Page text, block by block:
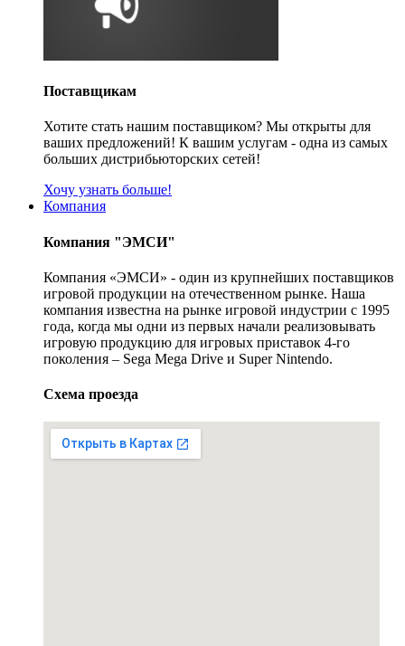
Поставщикам
Хотите стать нашим поставщиком? Мы открыты для
ваших предложений! К вашим услугам - одна из самых
больших дистрибьюторских сетей!
Хочу узнать больше!
Компания
Компания "ЭМСИ"
Компания «ЭМСИ» - один из крупнейших поставщиков
игровой продукции на отечественном рынке. Наша
компания известна на рынке игровой индустрии с 1995
года, когда мы одни из первых начали реализовывать
игровую продукцию для игровых приставок 4-го
поколения – Sega Mega Drive и Super Nintendo.
Схема проезда